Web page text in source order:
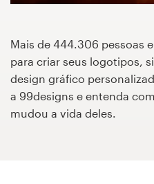
Mais de 444.306 pessoas
para criar seus logotipos,
design gráfico
a 99designs e entenda
mudou a vida deles.
99designs Pro